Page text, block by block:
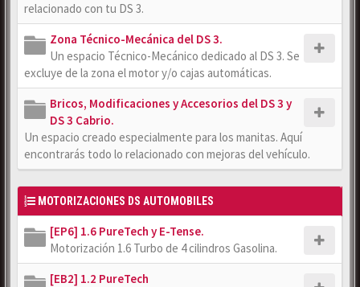
relacionado con tu DS 3.
Zona Técnico-Mecánica del DS 3.
Un espacio Técnico-Mecánico dedicado al DS 3. Se
excluye de la zona el motor y/o cajas automáticas.
Bricos, Modificaciones y Accesorios del DS 3 y
DS 3 Cabrio.
Un espacio creado especialmente para los manitas. Aquí
encontrarás todo lo relacionado con mejoras del vehículo.
MOTORIZACIONES DS AUTOMOBILES
[EP6] 1.6 PureTech y E-Tense.
Motorización 1.6 Turbo de 4 cilindros Gasolina.
[EB2] 1.2 PureTech